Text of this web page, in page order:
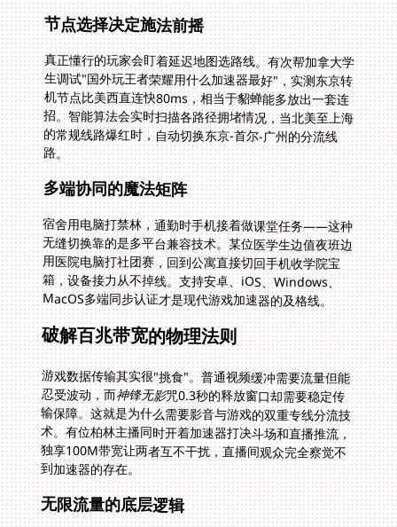
节点选择决定施法前摇
真正懂行的玩家会盯着延迟地图选路线。有次帮加拿大学
生调试"国外玩王者荣耀用什么加速器最好"，实测东京转
机节点比美西直连快80ms，相当于貂蝉能多放出一套连
招。智能算法会实时扫描各路径拥堵情况，当北美至上海
的常规线路爆红时，自动切换东京-首尔-广州的分流线
路。
多端协同的魔法矩阵
宿舍用电脑打禁林，通勤时手机接着做课堂任务——这种
无缝切换靠的是多平台兼容技术。某位医学生边值夜班边
用医院电脑打社团赛，回到公寓直接切回手机收学院宝
箱，设备接力从不掉线。支持安卓、iOS、Windows、
MacOS多端同步认证才是现代游戏加速器的及格线。
破解百兆带宽的物理法则
游戏数据传输其实很"挑食"。普通视频缓冲需要流量但能
忍受波动，而神锋无影咒0.3秒的释放窗口却需要稳定传
输保障。这就是为什么需要影音与游戏的双重专线分流技
术。有位柏林主播同时开着加速器打决斗场和直播推流，
独享100M带宽让两者互不干扰，直播间观众完全察觉不
到加速器的存在。
无限流量的底层逻辑